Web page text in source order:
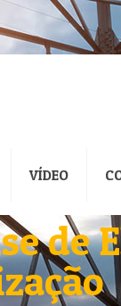
VÍDEO
de